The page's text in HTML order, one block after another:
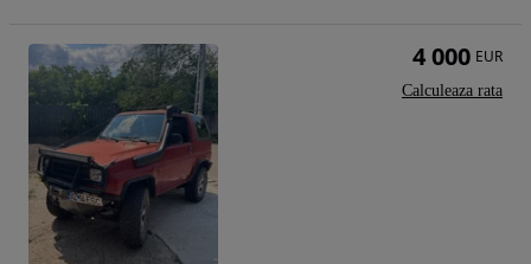
4 000 EUR
Calculeaza rata